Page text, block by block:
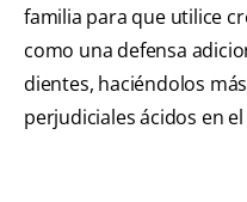
familia para que utilice
como una defensa
dientes, haciéndolos
perjudiciales ácidos en